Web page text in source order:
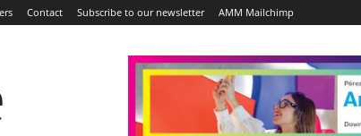
Contact Subscribe to our newsletter AMM Mailchimp